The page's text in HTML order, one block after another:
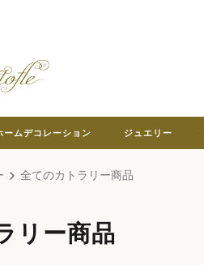
ームデコレーション ジュエリー
全てのカトラリー商品
リー商品